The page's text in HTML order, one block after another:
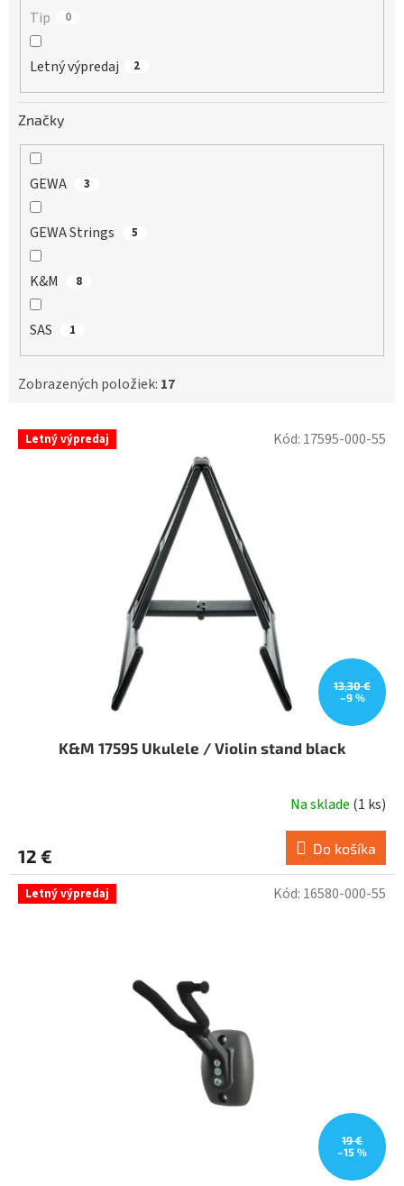
Tip 0
Letný výpredaj 2
Značky
GEWA 3
GEWA Strings 5
K&M 8
SAS 1
Zobrazených položiek: 17
V Letný výpredaj
13,30 €
–9 %
K&M 17595 Ukulele / Violin stand black
Na sklade (1 ks)
12 € Do košíka
Kód: 17595-000-55
Letný výpredaj
19 €
–15 %
Kód: 16580-000-55